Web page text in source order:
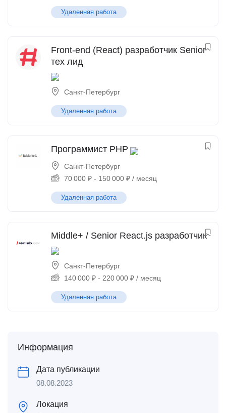
Удаленная работа
Front-end (React) разработчик Senior
тех лид
Санкт-Петербург
Удаленная работа
Программист PHP
Санкт-Петербург
70 000 ₽ - 150 000 ₽ / месяц
Удаленная работа
Middle+ / Senior React.js разработчик
Санкт-Петербург
140 000 ₽ - 220 000 ₽ / месяц
Удаленная работа
Информация
Дата публикации
08.08.2023
Локация